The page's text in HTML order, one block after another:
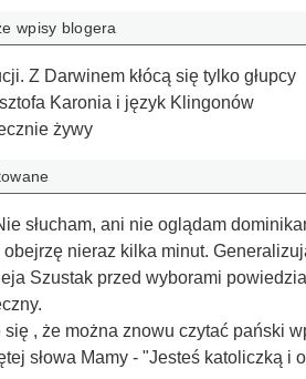
wpisy blogera
Z Darwinem kłócą się tylko głupcy
Karonia i język Klingonów
żywy
słucham, ani nie oglądam
obejrzę nieraz kilka minut.
Szustak przed wyborami
, że można znowu czytać pański
słowa Mamy - "Jesteś katoliczką i